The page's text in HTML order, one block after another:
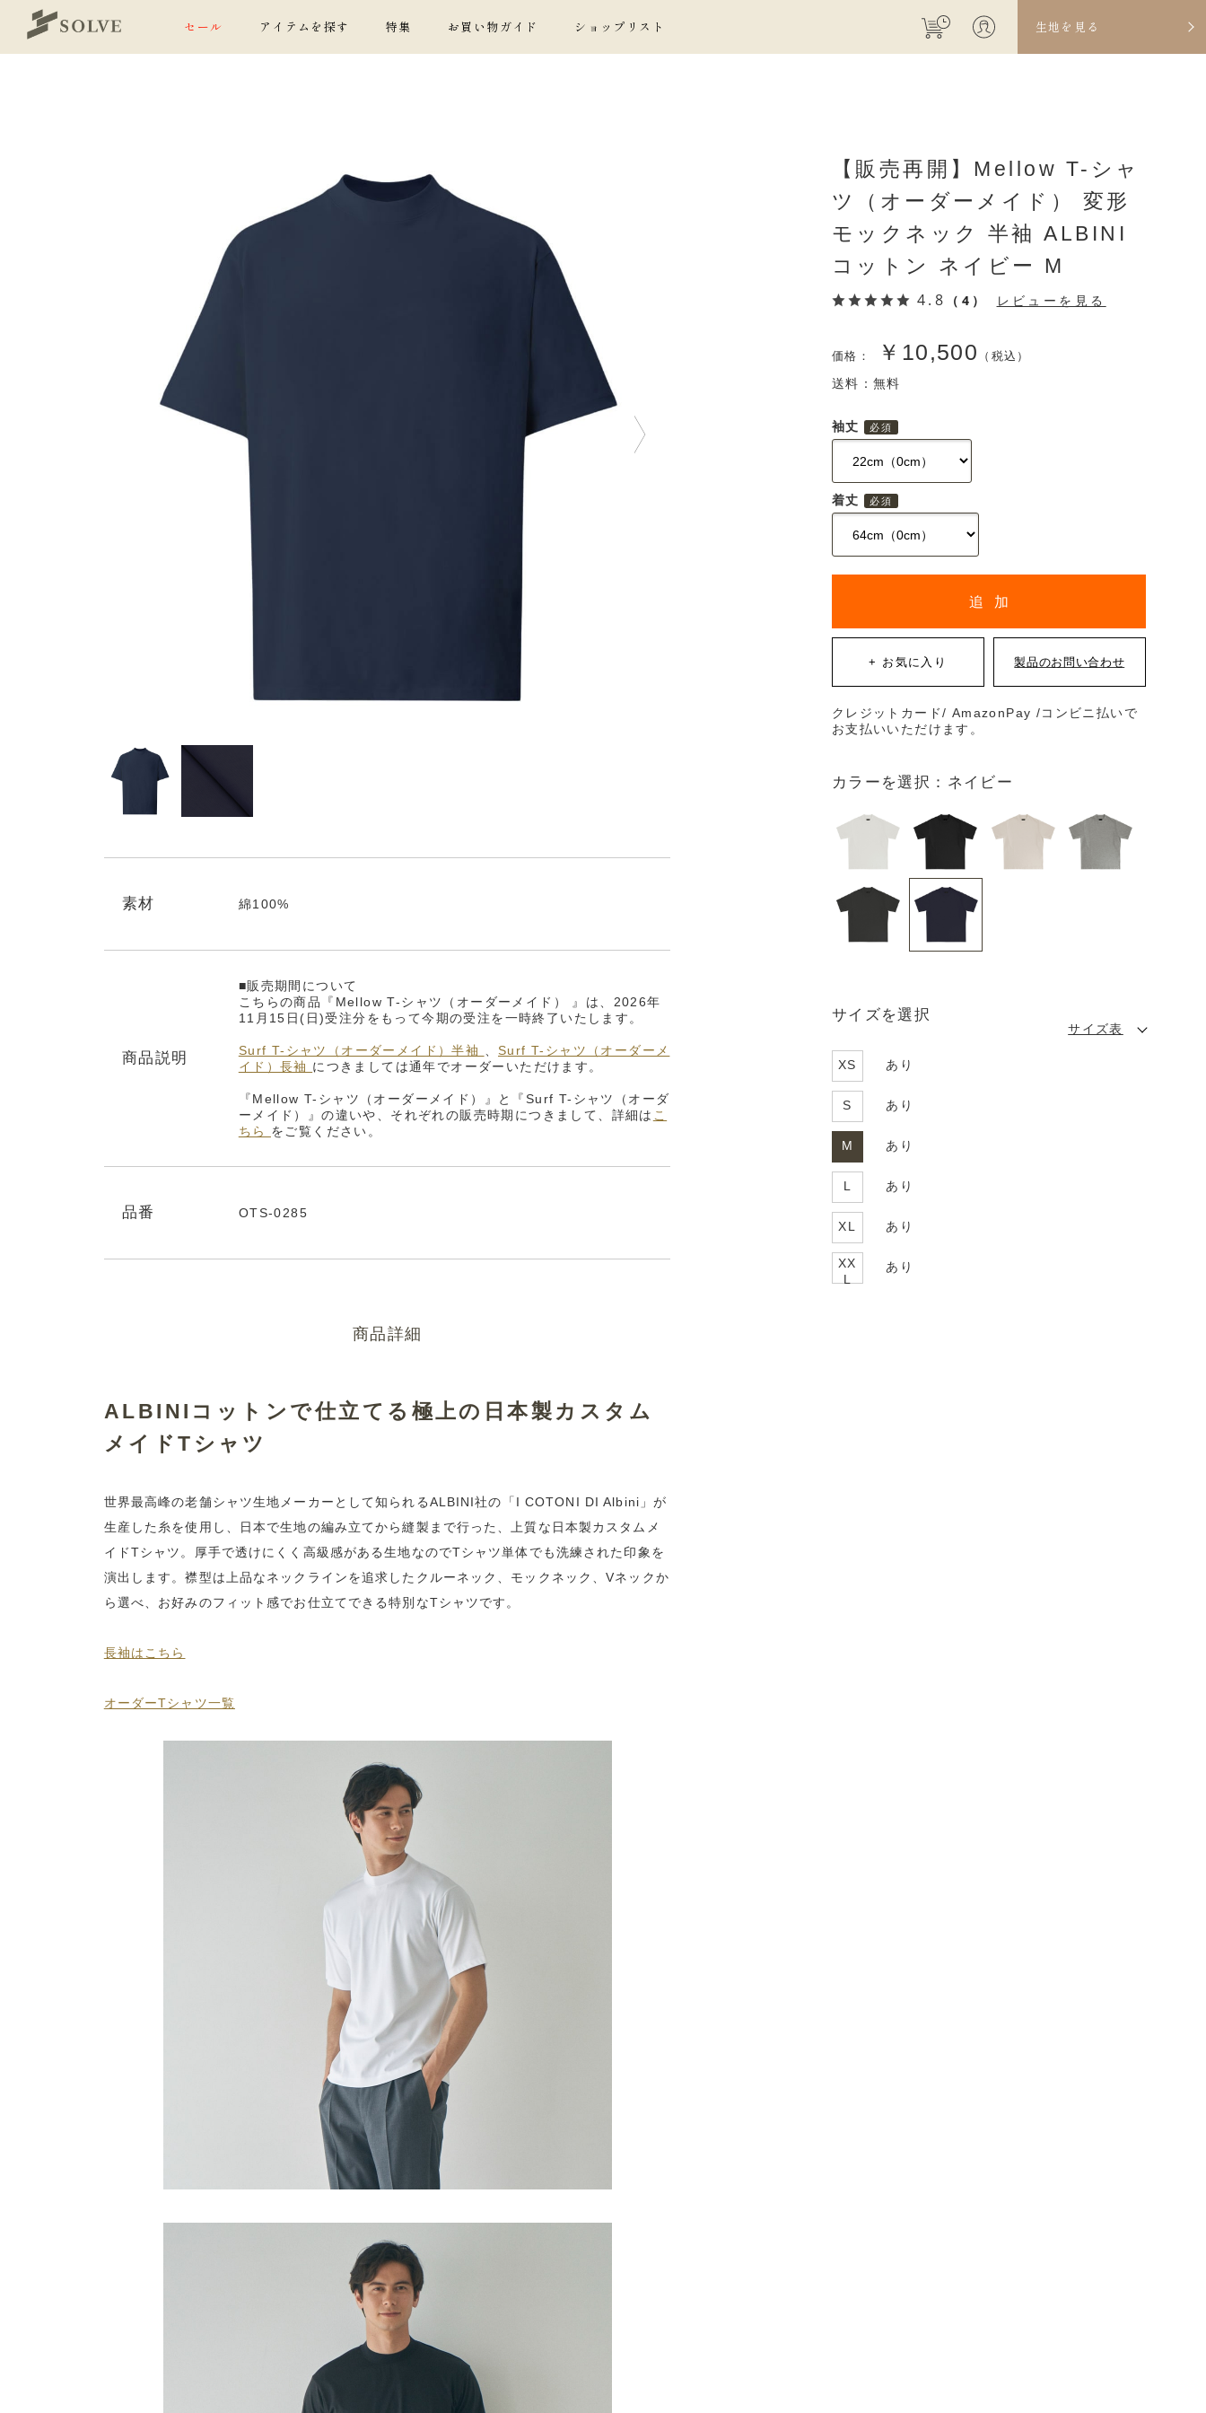
生地を見る
セール アイテムを探す 特集 お買い物ガイド ショップリスト
素材 綿100%
商品説明
■販売期間について
こちらの商品『Mellow T-シャツ（オーダーメイド） 』は、2026年
11月15日(日)受注分をもって今期の受注を一時終了いたします。
Surf T-シャツ（オーダーメイド）半袖
Surf T-シャツ（オーダーメ
イド）長袖 につきましては通年でオーダーいただけます。
『Mellow T-シャツ（オーダーメイド）』と『Surf T-シャツ（オーダ
ーメイド）』の違いや、それぞれの販売時期につきまして、詳細は こ
ちら をご覧ください。
品番 OTS-0285
商品詳細
ALBINIコットンで仕立てる極上の日本製カスタム
メイドTシャツ
世界最高峰の老舗シャツ生地メーカーとして知られるALBINI社の「I COTONI DI Albini」が
生産した糸を使用し、日本で生地の編み立てから縫製まで行った、上質な日本製カスタムメ
イドTシャツ。厚手で透けにくく高級感がある生地なのでTシャツ単体でも洗練された印象を
演出します。襟型は上品なネックラインを追求したクルーネック、モックネック、Vネックか
ら選べ、お好みのフィット感でお仕立てできる特別なTシャツです。
長袖はこちら
オーダーTシャツ一覧
【販売再開】Mellow T-シャ
ツ（オーダーメイド） 変形
モックネック 半袖 ALBINI
コットン ネイビー M
4.8 （4） レビューを見る
価格： ￥10,500 （税込）
送料：無料
袖丈
着丈
カラーを選択：ネイビー
サイズを選択
サイズ表
XS あり
S あり
M あり
L あり
XL あり
XX
L
あり
追 加
クレジットカード/ AmazonPay /コンビニ払いで
お支払いいただけます。